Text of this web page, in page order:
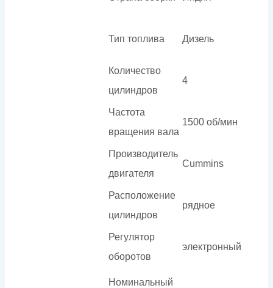
Тип топлива Дизель
Количество
цилиндров
4
Частота
вращения вала
1500 об/мин
Производитель
двигателя
Cummins
Расположение
цилиндров
рядное
Регулятор
оборотов
электронный
Номинальный